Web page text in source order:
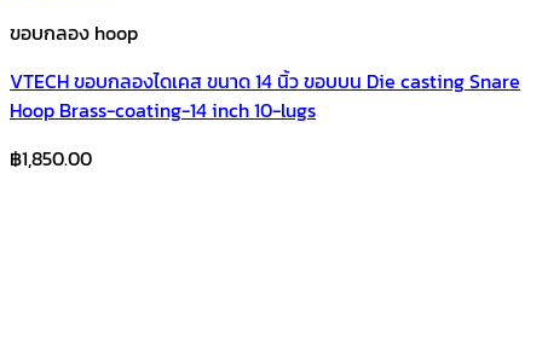
ขอบกลอง hoop
VTECH ขอบกลองไดเคส ขนาด 14 นิ้ว ขอบบน Die casting Snare
Hoop Brass-coating-14 inch 10-lugs
฿1,850.00